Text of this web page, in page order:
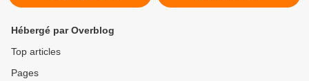
Hébergé par Overblog
Top articles
Pages